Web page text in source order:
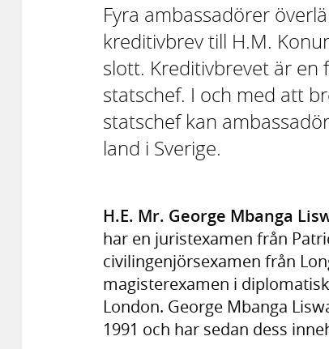
Fyra ambassadörer
kreditivbrev till H.M.
slott. Kreditivbrevet är en
statschef. I och med att
statschef kan
land i Sverige.
H.E. Mr. George Mbanga
har en juristexamen från
civilingenjörsexamen från
magisterexamen i
London. George Mbanga
1991 och har sedan dess